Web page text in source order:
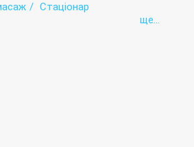
Стаціонар
ще...